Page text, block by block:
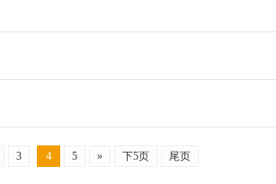
3 4 5 » 下5页 尾页